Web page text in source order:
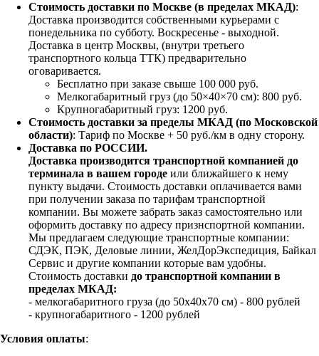
Стоимость доставки по Москве (в пределах МКАД):
Доставка производится собственными курьерами с
понедельника по субботу. Воскресенье - выходной.
Доставка в центр Москвы, (внутри третьего
транспортного кольца ТТК) предварительно
оговаривается.
Бесплатно при заказе свыше 100 000 руб.
Мелкогабаритный груз (до 50×40×70 см): 800 руб.
Крупногабаритный груз: 1200 руб.
Стоимость доставки за пределы МКАД (по Московской
области): Тариф по Москве + 50 руб./км в одну сторону.
Доставка по РОССИИ.
Доставка производится транспортной компанией до
терминала в вашем городе или ближайшего к нему
пункту выдачи. Стоимость доставки оплачивается вами
при получении заказа по тарифам транспортной
компании. Вы можете забрать заказ самостоятельно или
оформить доставку по адресу признспортной компании.
Мы предлагаем следующие транспортные компании:
СДЭК, ПЭК, Деловые линии, ЖелДорЭкспедиция, Байкал
Сервис и другие компании которые вам удобны.
Стоимость доставки до транспортной компании в
пределах МКАД:
- мелкогабаритного груза (до 50х40х70 см) - 800 рублей
- крупногабаритного - 1200 рублей
Условия оплаты: